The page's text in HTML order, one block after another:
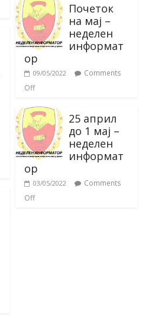
Почеток
на мај –
неделен
информат
ор
09/05/2022
Comments
Off
25 април
до 1 мај –
неделен
информат
ор
03/05/2022
Comments
Off